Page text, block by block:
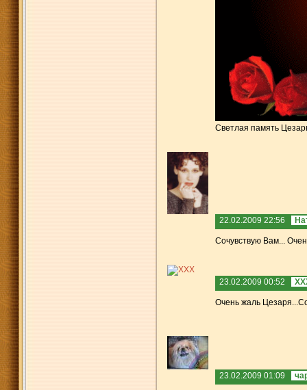
Светлая память
22.02.2009 22:56
Сочувствую Вам...
23.02.2009 00:52
Очень жаль
23.02.2009 01:09